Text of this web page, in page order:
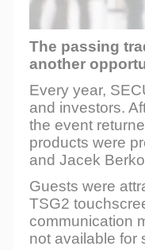
The passing
another
Every year,
and investors.
the event
products were
and Jacek
Guests were
TSG2
communication
not available for